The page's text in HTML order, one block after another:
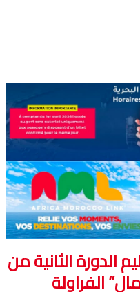
الدورة الثانية من
الفراولة